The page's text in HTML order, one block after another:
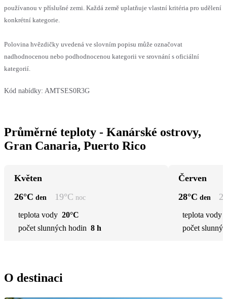
používanou v příslušné zemi. Každá země uplatňuje vlastní kritéria pro udělení
konkrétní kategorie.
Polovina hvězdičky uvedená ve slovním popisu může označovat
nadhodnocenou nebo podhodnocenou kategorii ve srovnání s oficiální
kategorií.
Kód nabídky: AMTSES0R3G
Průměrné teploty - Kanárské ostrovy,
Gran Canaria, Puerto Rico
Květen
26°C den 19°C noc
teplota vody 20°C
počet slunných hodin 8 h
Červen
28°C den
teplota vody
počet
O destinaci